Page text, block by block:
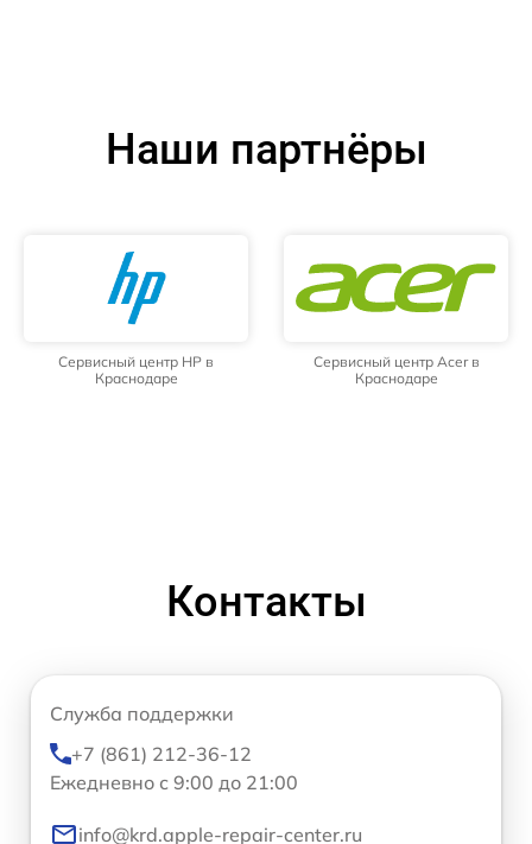
Наши партнёры
Сервисный центр HP в
Краснодаре
Сервисный центр Acer в
Краснодаре
Контакты
Служба поддержки
+7 (861) 212-36-12
Ежедневно с 9:00 до 21:00
info@krd.apple-repair-center.ru